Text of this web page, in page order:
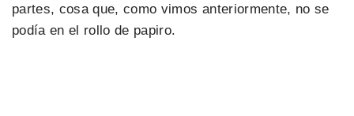
partes, cosa que, como vimos anteriormente, no se
podía en el rollo de papiro.